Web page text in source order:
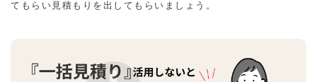
てもらい見積もりを出してもらいましょう。